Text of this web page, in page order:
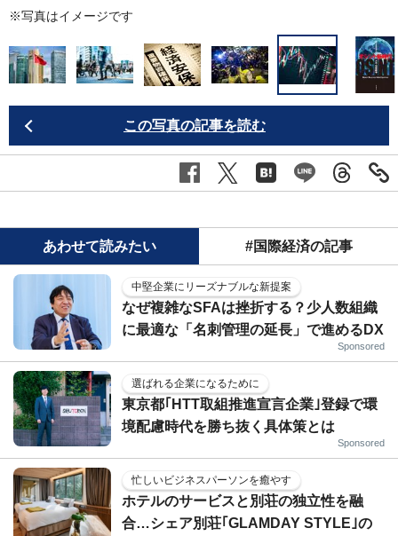
※写真はイメージです
この写真の記事を読む
あわせて読みたい #国際経済の記事
中堅企業にリーズナブルな新提案
なぜ複雑なSFAは挫折する？少人数組織
に最適な「名刺管理の延長」で進めるDX
Sponsored
選ばれる企業になるために
東京都｢HTT取組推進宣言企業｣登録で環
境配慮時代を勝ち抜く具体策とは
Sponsored
忙しいビジネスパーソンを癒やす
ホテルのサービスと別荘の独立性を融
合…シェア別荘｢GLAMDAY STYLE｣の